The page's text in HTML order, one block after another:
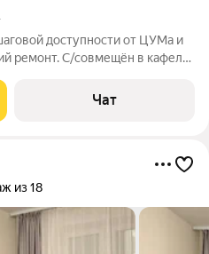
доступности от ЦУМа и
ремонт. С/совмещён в кафеле.
Всё в шаговой доступности.
Чат
из 18